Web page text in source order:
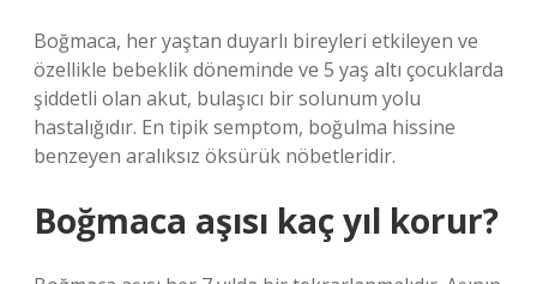
Boğmaca, her yaştan duyarlı bireyleri etkileyen ve
özellikle bebeklik döneminde ve 5 yaş altı çocuklarda
şiddetli olan akut, bulaşıcı bir solunum yolu
hastalığıdır. En tipik semptom, boğulma hissine
benzeyen aralıksız öksürük nöbetleridir.
Boğmaca aşısı kaç yıl korur?